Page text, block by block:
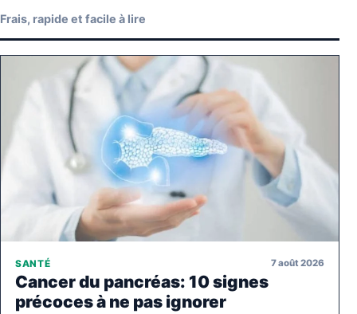
Frais, rapide et facile à lire
SANTÉ 7 août 2026
Cancer du pancréas: 10 signes
précoces à ne pas ignorer